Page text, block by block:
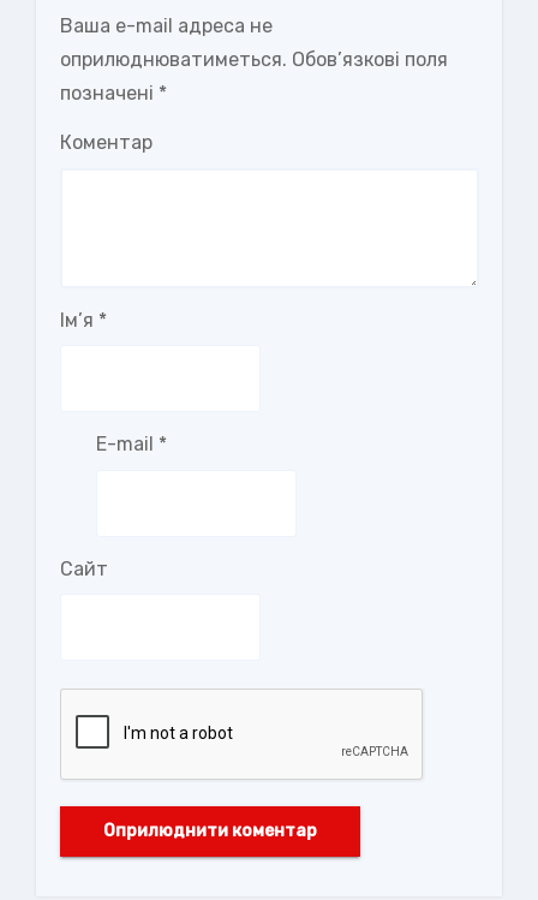
Ваша e-mail адреса не
оприлюднюватиметься. Обов’язкові поля
позначені *
Коментар
Ім’я *
E-mail *
Сайт